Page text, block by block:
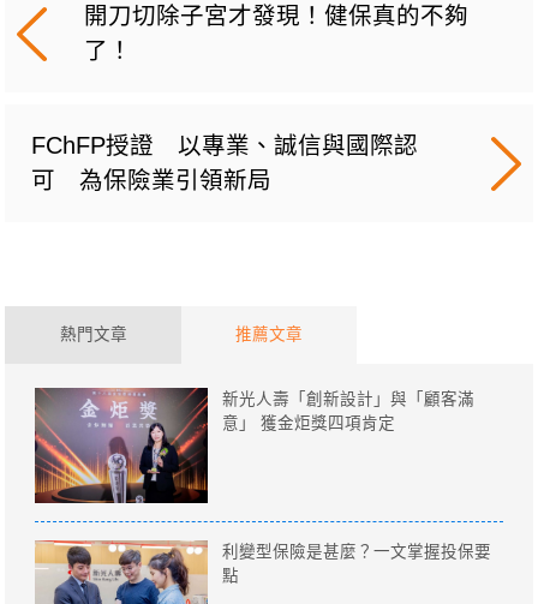
開刀切除子宮才發現！健保真的不夠
了！
FChFP授證 以專業、誠信與國際認
可 為保險業引領新局
熱門文章 推薦文章
新光人壽「創新設計」與「顧客滿
意」 獲金炬獎四項肯定
利變型保險是甚麼？一文掌握投保要
點